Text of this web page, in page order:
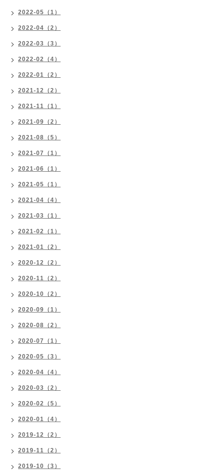
2022-05（1）
2022-04（2）
2022-03（3）
2022-02（4）
2022-01（2）
2021-12（2）
2021-11（1）
2021-09（2）
2021-08（5）
2021-07（1）
2021-06（1）
2021-05（1）
2021-04（4）
2021-03（1）
2021-02（1）
2021-01（2）
2020-12（2）
2020-11（2）
2020-10（2）
2020-09（1）
2020-08（2）
2020-07（1）
2020-05（3）
2020-04（4）
2020-03（2）
2020-02（5）
2020-01（4）
2019-12（2）
2019-11（2）
2019-10（3）